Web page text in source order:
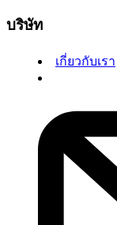
บริษัท
เกี่ยวกับเรา